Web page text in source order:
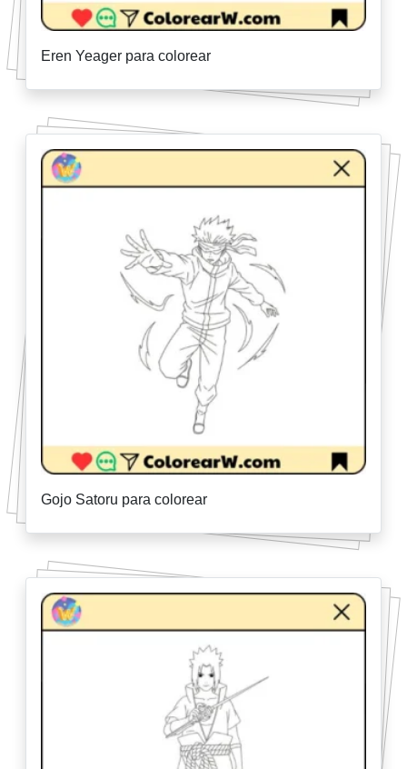
Eren Yeager para colorear
Gojo Satoru para colorear